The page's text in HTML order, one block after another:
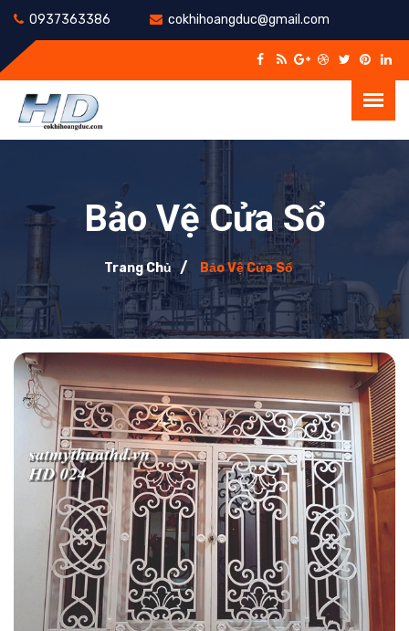
0937363386 cokhihoangduc@gmail.com
Bảo Vệ Cửa Sổ
Trang Chủ Bảo Vệ Cửa Sổ